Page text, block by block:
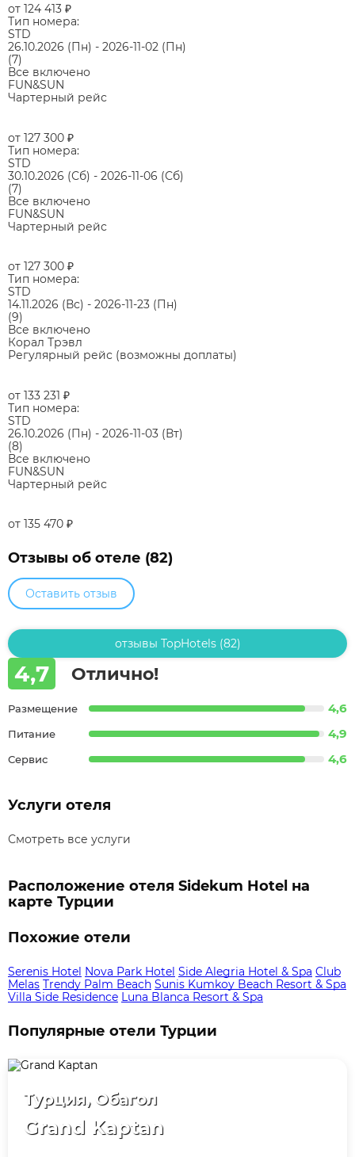
от 124 413 ₽
Тип номера:
STD
26.10.2026 (Пн) - 2026-11-02 (Пн)
(7)
Все включено
FUN&SUN
Чартерный рейс
от 127 300 ₽
Тип номера:
STD
30.10.2026 (Сб) - 2026-11-06 (Сб)
(7)
Все включено
FUN&SUN
Чартерный рейс
от 127 300 ₽
Тип номера:
STD
14.11.2026 (Вс) - 2026-11-23 (Пн)
(9)
Все включено
Корал Трэвл
Регулярный рейс (возможны доплаты)
от 133 231 ₽
Тип номера:
STD
26.10.2026 (Пн) - 2026-11-03 (Вт)
(8)
Все включено
FUN&SUN
Чартерный рейс
от 135 470 ₽
Отзывы об отеле (82)
Оставить отзыв
отзывы TopHotels (82)
4,7 Отлично!
Размещение 4,6
Питание 4,9
Сервис 4,6
Услуги отеля
Смотреть все услуги
Расположение отеля Sidekum Hotel на
карте Турции
Похожие отели
Serenis Hotel Nova Park Hotel Side Alegria Hotel & Spa Club
Melas Trendy Palm Beach Sunis Kumkoy Beach Resort & Spa
Villa Side Residence Luna Blanca Resort & Spa
Популярные отели Турции
Турция, Обагол
Grand Kaptan